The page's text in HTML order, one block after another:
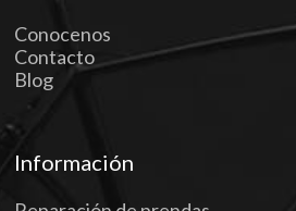
Conocenos
Contacto
Blog
Información